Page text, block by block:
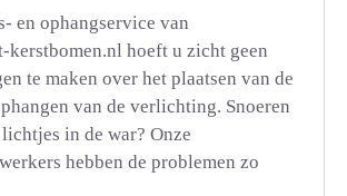
en ophangservice van
kerstbomen.nl hoeft u zicht geen
te maken over het plaatsen van de
van de verlichting. Snoeren
in de war? Onze
hebben de problemen zo